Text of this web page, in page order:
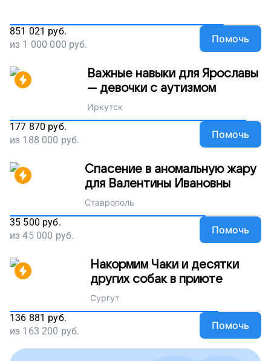
851 021 руб.
из 1 000 000 руб. Помочь
Важные навыки для Ярославы
— девочки с аутизмом
Иркутск
177 870 руб.
из 188 000 руб. Помочь
Спасение в аномальную жару
для Валентины Ивановны
Ставрополь
35 500 руб.
из45 000 руб. Помочь
Накормим Чаки и десятки
других собак в приюте
Сургут
136 881 руб.
из 163 200 руб. Помочь